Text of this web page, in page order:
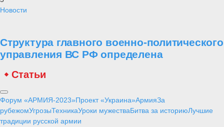
Новости
Структура главного военно-политического
управления ВС РФ определена
Статьи
Форум «АРМИЯ-2023»Проект «Украина»АрмияЗа
рубежомУгрозыТехникаУроки мужестваБитва за историюЛучшие
традиции русской армии